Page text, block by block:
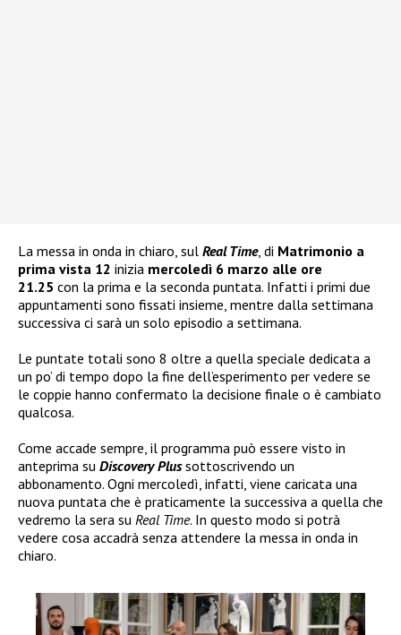
La messa in onda in chiaro, sul Real Time, di Matrimonio a
prima vista 12 inizia mercoledì 6 marzo alle ore
21.25 con la prima e la seconda puntata. Infatti i primi due
appuntamenti sono fissati insieme, mentre dalla settimana
successiva ci sarà un solo episodio a settimana.
Le puntate totali sono 8 oltre a quella speciale dedicata a
un po’ di tempo dopo la fine dell’esperimento per vedere se
le coppie hanno confermato la decisione finale o è cambiato
qualcosa.
Come accade sempre, il programma può essere visto in
anteprima su Discovery Plussottoscrivendo un
abbonamento. Ogni mercoledì, infatti, viene caricata una
nuova puntata che è praticamente la successiva a quella che
vedremo la sera su Real Time. In questo modo si potrà
vedere cosa accadrà senza attendere la messa in onda in
chiaro.